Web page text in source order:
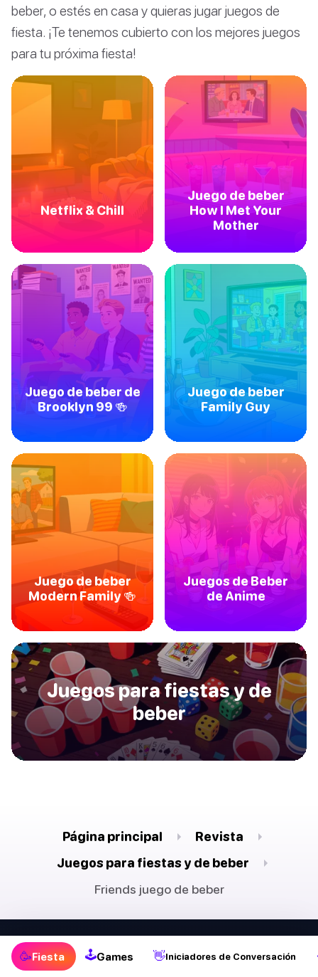
🥳Fiesta 🕹Games 👋Iniciadores de Conversación
beber, o estés en casa y quieras jugar juegos de
fiesta. ¡Te tenemos cubierto con los mejores juegos
para tu próxima fiesta!
Netflix & Chill
Juego de beber
How I Met Your
Mother
Juego de beber de
Brooklyn 99 🍻
Juego de beber
Family Guy
Juego de beber
Modern Family 🍻
Juegos de Beber
de Anime
Juegos para fiestas y de
beber
Página principal
Revista
Juegos para fiestas y de beber
Friends juego de beber